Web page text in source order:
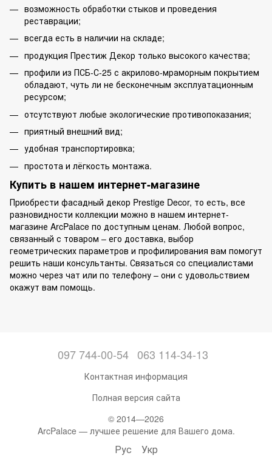
возможность обработки стыков и проведения
реставрации;
всегда есть в наличии на складе;
продукция Престиж Декор только высокого качества;
профили из ПСБ-С-25 с акрилово-мраморным покрытием
обладают, чуть ли не бесконечным эксплуатационным
ресурсом;
отсутствуют любые экологические противопоказания;
приятный внешний вид;
удобная транспортировка;
простота и лёгкость монтажа.
Купить в нашем интернет-магазине
Приобрести фасадный декор Prestige Decor, то есть, все
разновидности коллекции можно в нашем интернет-
магазине ArcPalace по доступным ценам. Любой вопрос,
связанный с товаром – его доставка, выбор
геометрических параметров и профилирования вам помогут
решить наши консультанты. Связаться со специалистами
можно через чат или по телефону – они с удовольствием
окажут вам помощь.
097 744-00-54 063 114-34-13
Контактная информация
Полная версия сайта
© 2014—2026
ArcPalace — лучшее решение для Вашего дома.
Рус Укр